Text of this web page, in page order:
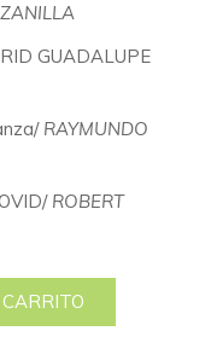
GUADALUPE
RAYMUNDO
ROBERT